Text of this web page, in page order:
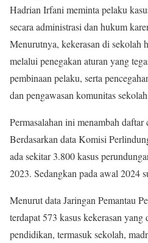
Hadrian Irfani meminta pelaku
secara administrasi dan hukum
Menurutnya, kekerasan di sekolah
melalui penegakan aturan yang
pembinaan pelaku, serta
dan pengawasan komunitas sekolah
Permasalahan ini menambah
Berdasarkan data Komisi
ada sekitar 3.800 kasus
2023. Sedangkan pada awal 2024
Menurut data Jaringan Pemantau
terdapat 573 kasus kekerasan
pendidikan, termasuk sekolah,